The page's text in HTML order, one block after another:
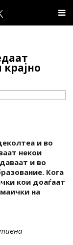
и во
некои
и во
Кога
кои доаѓаат
на